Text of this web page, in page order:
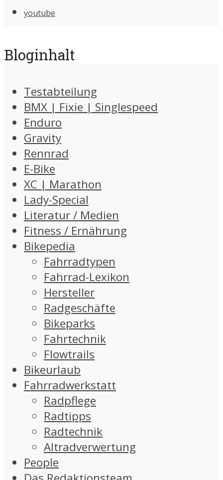
youtube
Bloginhalt
Testabteilung
BMX | Fixie | Singlespeed
Enduro
Gravity
Rennrad
E-Bike
XC | Marathon
Lady-Special
Literatur / Medien
Fitness / Ernährung
Bikepedia
Fahrradtypen
Fahrrad-Lexikon
Hersteller
Radgeschäfte
Bikeparks
Fahrtechnik
Flowtrails
Bikeurlaub
Fahrradwerkstatt
Radpflege
Radtipps
Radtechnik
Altradverwertung
People